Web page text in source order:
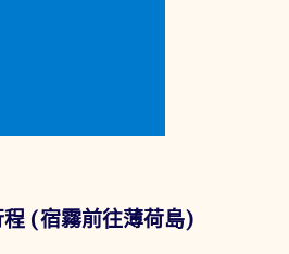
(宿霧前往薄荷島)